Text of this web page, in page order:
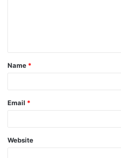
t
*
Name *
Email *
Website